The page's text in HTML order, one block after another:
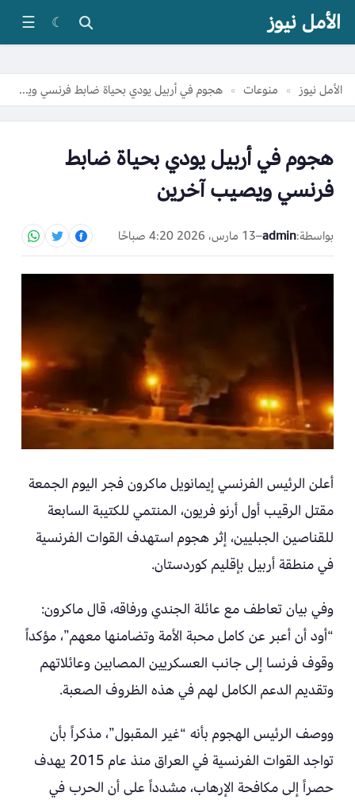
الأمل نيوز ☾
☰
الأمل نيوز » منوعات » هجوم في أربيل يودي بحياة ضابط فرنسي ويصيب آخرين
هجوم في أربيل يودي بحياة ضابط
فرنسي ويصيب آخرين
بواسطة:admin
–13 مارس، 2026 4:20 صباحًا
أعلن الرئيس الفرنسي إيمانويل ماكرون فجر اليوم الجمعة
مقتل الرقيب أول أرنو فريون، المنتمي للكتيبة السابعة
للقناصين الجبليين، إثر هجوم استهدف القوات الفرنسية
في منطقة أربيل بإقليم كوردستان.
وفي بيان تعاطف مع عائلة الجندي ورفاقه، قال ماكرون:
“أود أن أعبر عن كامل محبة الأمة وتضامنها معهم”، مؤكداً
وقوف فرنسا إلى جانب العسكريين المصابين وعائلاتهم
وتقديم الدعم الكامل لهم في هذه الظروف الصعبة.
ووصف الرئيس الهجوم بأنه “غير المقبول”، مذكراً بأن
تواجد القوات الفرنسية في العراق منذ عام 2015 يهدف
حصراً إلى مكافحة الإرهاب، مشدداً على أن الحرب في